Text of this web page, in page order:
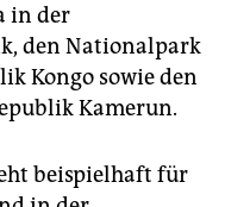
in der
den Nationalpark
Kongo sowie den
Kamerun.
beispielhaft für